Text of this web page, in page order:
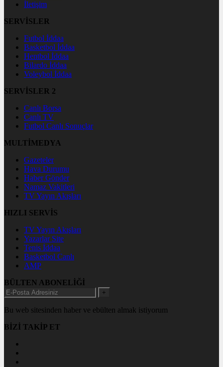
İletişim
SERVİSLER
Futbol İddaa
Basketbol İddaa
Hentbol İddaa
Bilardo İddaa
Voleybol İddaa
SERVİSLER 2
Canlı Borsa
Canlı TV
Futbol Canlı Sonuçlar
MULTİMEDYA
Gazeteler
Hava Durumu
Haber Gönder
Namaz Vakitleri
TV Yayın Akışları
HIZLI SERVİS
TV Yayın Akışları
Yazarlar Site
Tenis İddaa
Basketbol Canlı
AMP
BÜLTEN ABONELİĞİ
+
Bu web sitesinden haber ve ebülten almak istiyorum
BİZİ TAKİP ET